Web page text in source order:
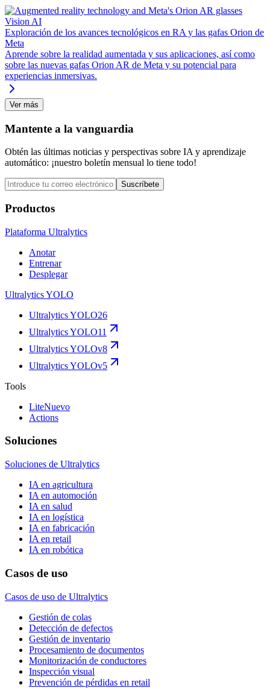
Vision AI
Exploración de los avances tecnológicos en RA y las gafas Orion de
Meta
Aprende sobre la realidad aumentada y sus aplicaciones, así como
sobre las nuevas gafas Orion AR de Meta y su potencial para
experiencias inmersivas.
Ver más
Mantente a la vanguardia
Obtén las últimas noticias y perspectivas sobre IA y aprendizaje
automático: ¡nuestro boletín mensual lo tiene todo!
Suscríbete
Productos
Plataforma Ultralytics
Anotar
Entrenar
Desplegar
Ultralytics YOLO
Ultralytics YOLO26
Ultralytics YOLO11
Ultralytics YOLOv8
Ultralytics YOLOv5
Tools
LiteNuevo
Actions
Soluciones
Soluciones de Ultralytics
IA en agricultura
IA en automoción
IA en salud
IA en logística
IA en fabricación
IA en retail
IA en robótica
Casos de uso
Casos de uso de Ultralytics
Gestión de colas
Detección de defectos
Gestión de inventario
Procesamiento de documentos
Monitorización de conductores
Inspección visual
Prevención de pérdidas en retail